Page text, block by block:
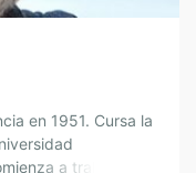
en 1951. Cursa la
a trabajar en